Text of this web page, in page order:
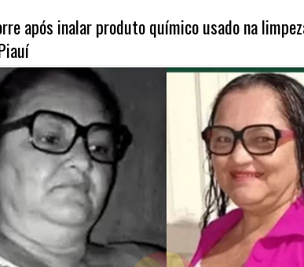
após inalar produto químico usado na